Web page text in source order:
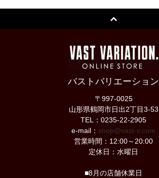
バストバリエーション
〒997-0025
山形県鶴岡市日出2丁目3-53
TEL：0235-22-2905
e-mail： shop@vast-v.com
営業時間：12:00～20:00
定休日：水曜日
■8月の店舗休業日